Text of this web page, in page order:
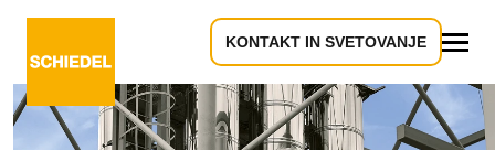
KONTAKT IN SVETOVANJE